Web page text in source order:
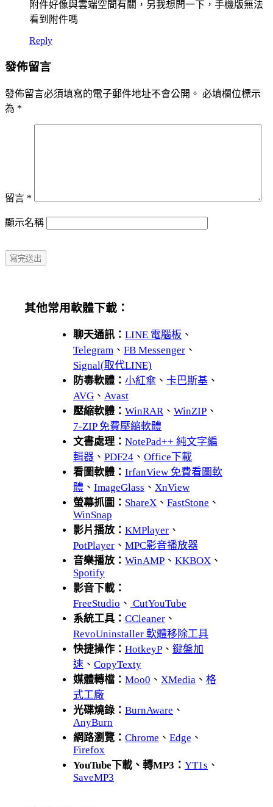
附件好像與雲端空間有關，另我想問一下，手機版無法
看到附件嗎
Reply
發佈留言
發佈留言必須填寫的電子郵件地址不會公開。 必填欄位標示
為 *
留言 *
顯示名稱
其他常用軟體下載：
聊天通訊： LINE 電腦板 、
Telegram 、 FB Messenger 、
Signal(取代LINE)
防毒軟體： 小紅傘 、 卡巴斯基 、
AVG 、 Avast
壓縮軟體： WinRAR、 WinZIP 、
7-ZIP 免費壓縮軟體
文書處理： NotePad++ 純文字編
輯器 、 PDF24 、 Office下載
看圖軟體： IrfanView 免費看圖軟
體 、 ImageGlass 、 XnView
螢幕抓圖： ShareX 、 FastStone 、
WinSnap
影片播放： KMPlayer 、
PotPlayer 、 MPC影音播放器
音樂播放： WinAMP 、 KKBOX 、
Spotify
影音下載：
FreeStudio 、 CutYouTube
系統工具： CCleaner 、
RevoUninstaller 軟體移除工具
快捷操作： HotkeyP 、 鍵盤加
速 、 CopyTexty
媒體轉檔： Moo0 、 XMedia 、 格
式工廠
光碟燒錄： BurnAware 、
AnyBurn
網路瀏覽： Chrome 、 Edge 、
Firefox
YouTube下載、轉MP3： YT1s 、
SaveMP3